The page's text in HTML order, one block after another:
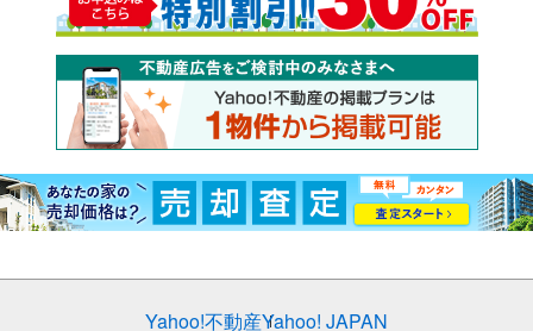
Yahoo!不動産Yahoo! JAPAN